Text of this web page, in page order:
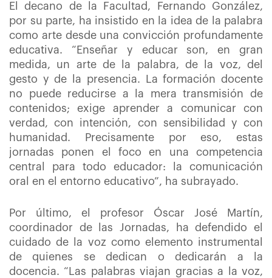
El decano de la Facultad, Fernando González,
por su parte, ha insistido en la idea de la palabra
como arte desde una convicción profundamente
educativa. “Enseñar y educar son, en gran
medida, un arte de la palabra, de la voz, del
gesto y de la presencia. La formación docente
no puede reducirse a la mera transmisión de
contenidos; exige aprender a comunicar con
verdad, con intención, con sensibilidad y con
humanidad. Precisamente por eso, estas
jornadas ponen el foco en una competencia
central para todo educador: la comunicación
oral en el entorno educativo”, ha subrayado.
Por último, el profesor Óscar José Martín,
coordinador de las Jornadas, ha defendido el
cuidado de la voz como elemento instrumental
de quienes se dedican o dedicarán a la
docencia. “Las palabras viajan gracias a la voz,